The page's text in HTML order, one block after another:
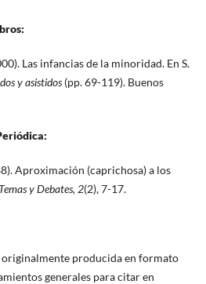
Las infancias de la minoridad. En S.
y asistidos(pp. 69-119). Buenos
Aproximación (caprichosa) a los
Temas y Debates, 2(2), 7-17.
originalmente producida en formato
generales para citar en